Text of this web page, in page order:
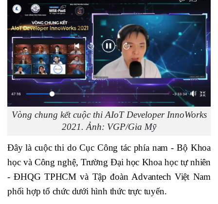
Vòng chung kết cuộc thi AIoT Developer InnoWorks
2021. Ảnh: VGP/Gia Mỹ
Đây là cuộc thi do Cục Công tác phía nam - Bộ Khoa
học và Công nghệ, Trường Đại học Khoa học tự nhiên
- ĐHQG TPHCM và Tập đoàn Advantech Việt Nam
phối hợp tổ chức dưới hình thức trực tuyến.